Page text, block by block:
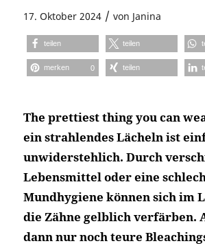
17. Oktober 2024 / von Janina
teilen teilen
merken 0 teilen
The prettiest thing you can
ein strahlendes Lächeln ist
unwiderstehlich. Durch
Lebensmittel oder eine
Mundhygiene können sich im
die Zähne gelblich verfärben.
dann nur noch teure